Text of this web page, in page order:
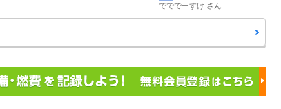
でででーすけ さん